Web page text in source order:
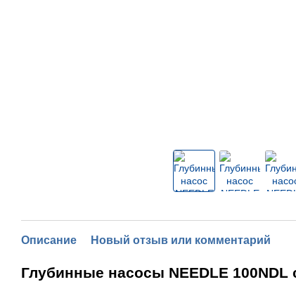
Описание Новый отзыв или комментарий
Глубинные насосы NEEDLE 100NDL